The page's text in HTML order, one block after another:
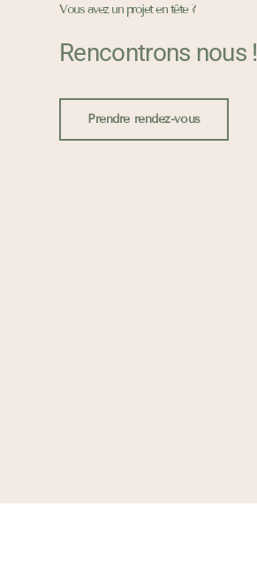
Vous avez un projet en tête ?
Rencontrons nous !
Prendre rendez-vous